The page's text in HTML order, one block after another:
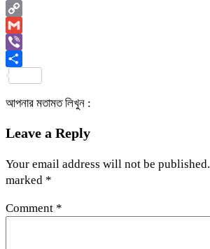
Email
Copy
Link
Gmail
Viber
আপনার মতামত লিখুন :
Leave a Reply
Your email address will not be published.
marked *
Comment *